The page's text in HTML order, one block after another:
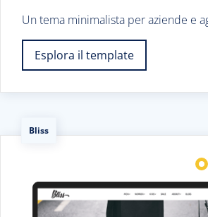
Un tema minimalista per aziende e
Esplora il template
Bliss